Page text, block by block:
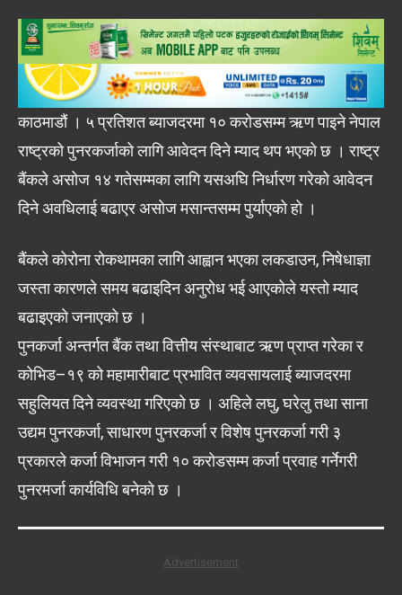
काठमाडौं । ५ प्रतिशत ब्याजदरमा १० करोडसम्म ऋण पाइने नेपाल
राष्ट्रको पुनरकर्जाको लागि आवेदन दिने म्याद थप भएको छ । राष्ट्र
बैंकले असोज १४ गतेसम्मका लागि यसअघि निर्धारण गरेको आवेदन
दिने अवधिलाई बढाएर असोज मसान्तसम्म पुर्याएको हो ।
बैंकले कोरोना रोकथामका लागि आह्वान भएका लकडाउन, निषेधाज्ञा
जस्ता कारणले समय बढाइदिन अनुरोध भई आएकोले यस्तो म्याद
बढाइएको जनाएको छ ।
पुनकर्जा अन्तर्गत बैंक तथा वित्तीय संस्थाबाट ऋण प्राप्त गरेका र
कोभिड–१९ को महामारीबाट प्रभावित व्यवसायलाई ब्याजदरमा
सहुलियत दिने व्यवस्था गरिएको छ । अहिले लघु, घरेलु तथा साना
उद्यम पुनरकर्जा, साधारण पुनरकर्जा र विशेष पुनरकर्जा गरी ३
प्रकारले कर्जा विभाजन गरी १० करोडसम्म कर्जा प्रवाह गर्नेगरी
पुनरमर्जा कार्यविधि बनेको छ ।
Advertisement